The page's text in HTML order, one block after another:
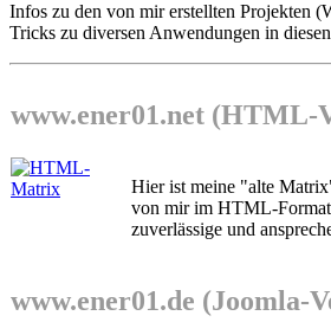
Infos zu den von mir erstellten Projekten
Tricks zu diversen Anwendungen in
www.ener01.net (HTML-
Hier ist meine "alte
von mir im HTML-Format
zuverlässige und
www.ener01.de (Joomla-